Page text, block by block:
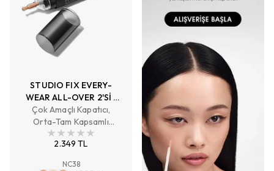
STUDIO FIX EVERY-
WEAR ALL-OVER 2'Sİ 1
ARADA KAPATICI VE
FONDÖTEN
Çok Amaçlı Kapatıcı,
Orta-Tam Kapsamlı
Kapatıcılık, Doğal Mat Bitiş
2.349 TL
NC38